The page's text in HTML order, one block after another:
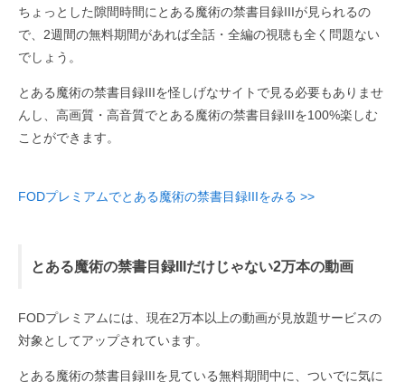
ちょっとした隙間時間にとある魔術の禁書目録IIIが見られるの
で、2週間の無料期間があれば全話・全編の視聴も全く問題ない
でしょう。
とある魔術の禁書目録IIIを怪しげなサイトで見る必要もありませ
んし、高画質・高音質でとある魔術の禁書目録IIIを100%楽しむ
ことができます。
FODプレミアムでとある魔術の禁書目録IIIをみる >>
とある魔術の禁書目録IIIだけじゃない2万本の動画
FODプレミアムには、現在2万本以上の動画が見放題サービスの
対象としてアップされています。
とある魔術の禁書目録IIIを見ている無料期間中に、ついでに気に